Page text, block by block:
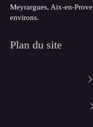
Meyrargues, Aix-en-
environs.
Plan du site